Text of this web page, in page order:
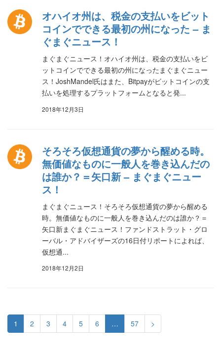
オハイオ州は、税金の支払いをビット
コインでできる最初の州になった – ま
ぐまぐニュース！
まぐまぐニュース！オハイオ州は、税金の支払いをビ
ットコインでできる最初の州になったまぐまぐニュー
ス！JoshMandel氏はまた、Bitpayがビットコインの支
払いを処理するプラットフォームとなると発...
2018年12月3日
そろそろ仮想通貨の夢から醒める時。
無価値なものに一般人を巻き込んだの
は誰か？＝矢口新 – まぐまぐニュー
ス！
まぐまぐニュース！そろそろ仮想通貨の夢から醒める
時。無価値なものに一般人を巻き込んだのは誰か？＝
矢口新まぐまぐニュース！ファンドストラット・グロ
ーバル・アドバイザーズの16日付リポートによれば、
仮想通...
2018年12月2日
1 2 3 4 5 6 … 57 >